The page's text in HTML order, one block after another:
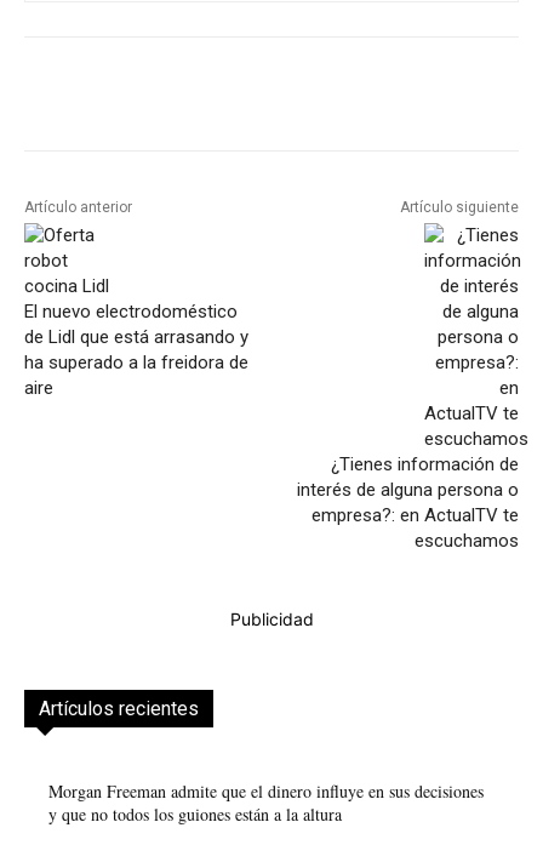
Artículo anterior
El nuevo electrodoméstico
de Lidl que está arrasando y
ha superado a la freidora de
aire
Artículo siguiente
¿Tienes información de
interés de alguna persona o
empresa?: en ActualTV te
escuchamos
Publicidad
Artículos recientes
Morgan Freeman admite que el dinero influye en sus decisiones
y que no todos los guiones están a la altura